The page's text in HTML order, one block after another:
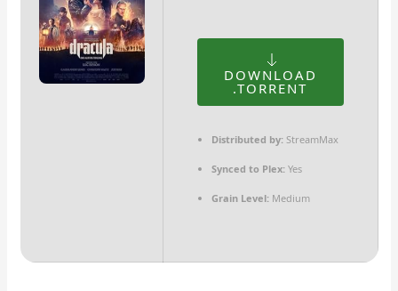
DOWNLOAD
.TORRENT
Distributed by:StreamMax
Synced to Plex:Yes
Grain Level:Medium